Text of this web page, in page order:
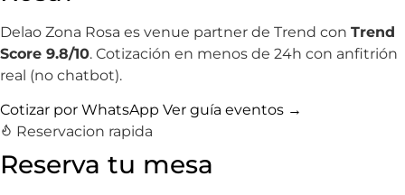
Delao Zona Rosa es venue partner de Trend con Trend
Score 9.8/10. Cotización en menos de 24h con anfitrión
real (no chatbot).
Cotizar por WhatsApp Ver guía eventos →
Reservacion rapida
Reserva tu mesa